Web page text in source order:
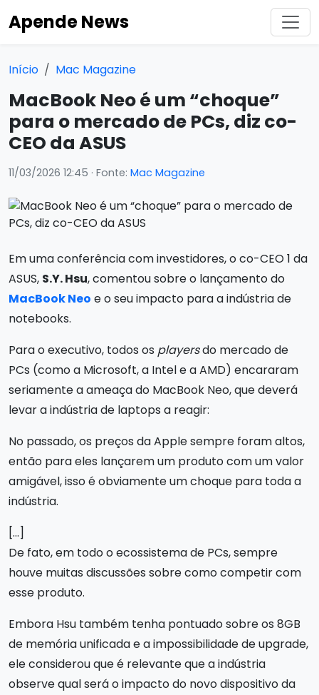
Apende News
Início Mac Magazine
MacBook Neo é um “choque”
para o mercado de PCs, diz co-
CEO da ASUS
11/03/2026 12:45 · Fonte: Mac Magazine
Em uma conferência com investidores, o co-CEO 1 da
ASUS, S.Y. Hsu, comentou sobre o lançamento do
MacBook Neo e o seu impacto para a indústria de
notebooks.
Para o executivo, todos os playersdo mercado de
PCs (como a Microsoft, a Intel e a AMD) encararam
seriamente a ameaça do MacBook Neo, que deverá
levar a indústria de laptops a reagir:
No passado, os preços da Apple sempre foram altos,
então para eles lançarem um produto com um valor
amigável, isso é obviamente um choque para toda a
indústria.
[…]
De fato, em todo o ecossistema de PCs, sempre
houve muitas discussões sobre como competir com
esse produto.
Embora Hsu também tenha pontuado sobre os 8GB
de memória unificada e a impossibilidade de upgrade,
ele considerou que é relevante que a indústria
observe qual será o impacto do novo dispositivo da